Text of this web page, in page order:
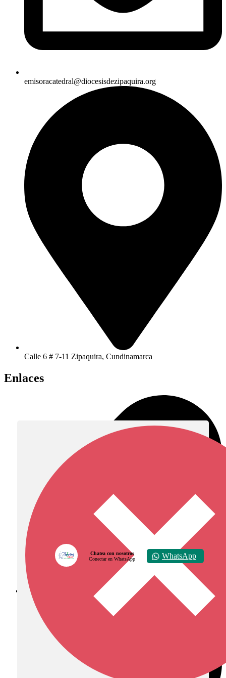
emisoracatedral@diocesisdezipaquira.org
Calle 6 # 7-11 Zipaquira, Cundinamarca
Enlaces
Diócesis de Zipaquirá
Chatea con nosotros
Conectar en WhatsApp
WhatsApp